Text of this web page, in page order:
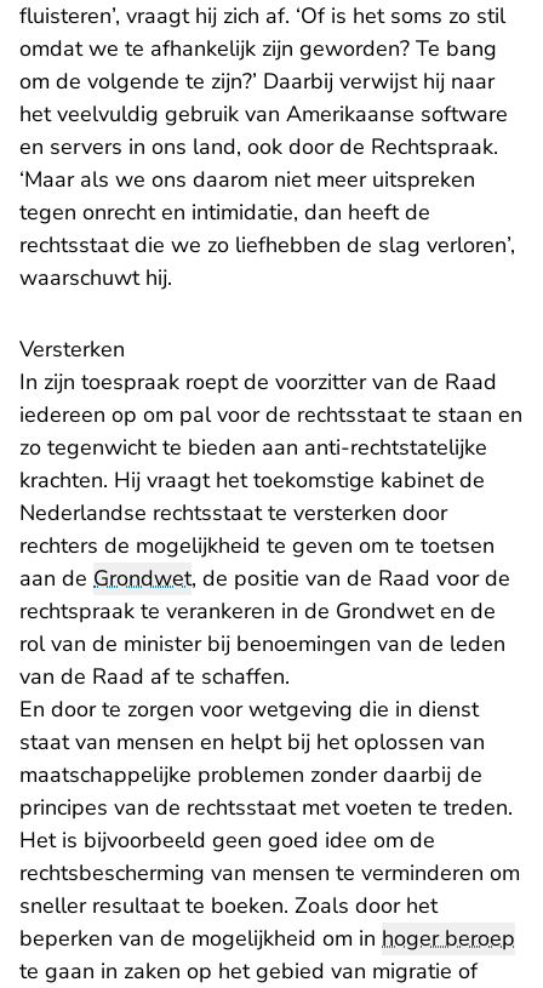
fluisteren’, vraagt hij zich af. ‘Of is het soms zo stil
omdat we te afhankelijk zijn geworden? Te bang
om de volgende te zijn?’ Daarbij verwijst hij naar
het veelvuldig gebruik van Amerikaanse software
en servers in ons land, ook door de Rechtspraak.
‘Maar als we ons daarom niet meer uitspreken
tegen onrecht en intimidatie, dan heeft de
rechtsstaat die we zo liefhebben de slag verloren’,
waarschuwt hij.
Versterken
In zijn toespraak roept de voorzitter van de Raad
iedereen op om pal voor de rechtsstaat te staan en
zo tegenwicht te bieden aan anti-rechtstatelijke
krachten. Hij vraagt het toekomstige kabinet de
Nederlandse rechtsstaat te versterken door
rechters de mogelijkheid te geven om te toetsen
aan de Grondwet, de positie van de Raad voor de
rechtspraak te verankeren in de Grondwet en de
rol van de minister bij benoemingen van de leden
van de Raad af te schaffen.
En door te zorgen voor wetgeving die in dienst
staat van mensen en helpt bij het oplossen van
maatschappelijke problemen zonder daarbij de
principes van de rechtsstaat met voeten te treden.
Het is bijvoorbeeld geen goed idee om de
rechtsbescherming van mensen te verminderen om
sneller resultaat te boeken. Zoals door het
beperken van de mogelijkheid om in hoger beroep
te gaan in zaken op het gebied van migratie of